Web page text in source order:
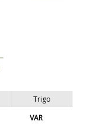
Trigo
VAR